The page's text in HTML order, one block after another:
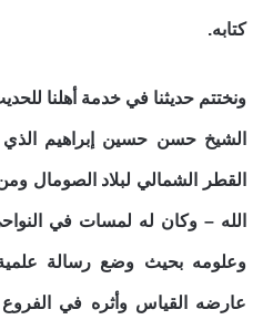
كتابه.
ونختتم حديثنا في خدمة أهلنا
الشيخ حسن حسين إبراهيم
القطر الشمالي لبلاد الصومال
الله – وكان له لمسات في
وعلومه بحيث وضع رسالة
عارضه القياس وأثره في الفروع